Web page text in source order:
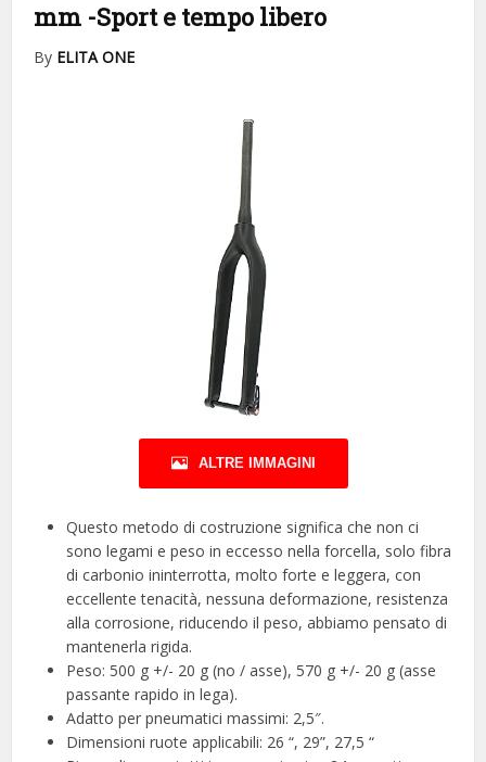
mm -Sport e tempo libero
By ELITA ONE
ALTRE IMMAGINI
Questo metodo di costruzione significa che non ci
sono legami e peso in eccesso nella forcella, solo fibra
di carbonio ininterrotta, molto forte e leggera, con
eccellente tenacità, nessuna deformazione, resistenza
alla corrosione, riducendo il peso, abbiamo pensato di
mantenerla rigida.
Peso: 500 g +/- 20 g (no / asse), 570 g +/- 20 g (asse
passante rapido in lega).
Adatto per pneumatici massimi: 2,5″.
Dimensioni ruote applicabili: 26 “, 29”, 27,5 “